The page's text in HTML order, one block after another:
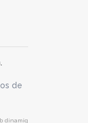
de
dinamiq